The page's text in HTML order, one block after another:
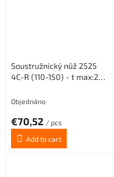
Soustružnický nůž 2525
4C-R (110-150) - t max:20
Objednáno
€70,52 / pcs
Add to cart